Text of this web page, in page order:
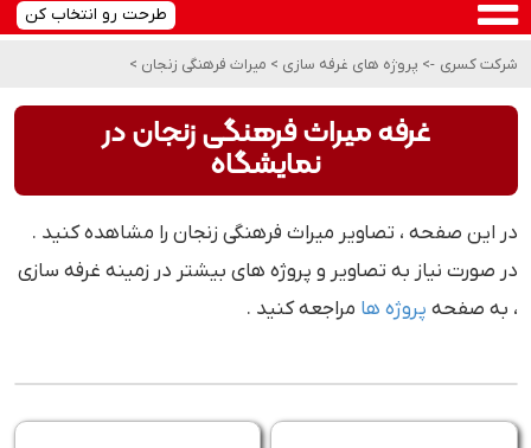
طرحت رو انتخاب کن
شرکت کسری -> پروژه های غرفه سازی > میراث فرهنگی زنجان >
غرفه میراث فرهنگی زنجان در
نمایشگاه
در این صفحه ، تصاویر میراث فرهنگی زنجان را مشاهده کنید .
در صورت نیاز به تصاویر و پروژه های بیشتر در زمینه غرفه سازی
، به صفحه پروژه ها مراجعه کنید .